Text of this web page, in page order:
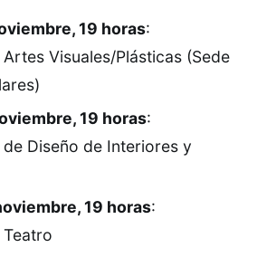
19 horas:
Visuales/Plásticas (Sede
19 horas:
Diseño de Interiores y
19 horas: